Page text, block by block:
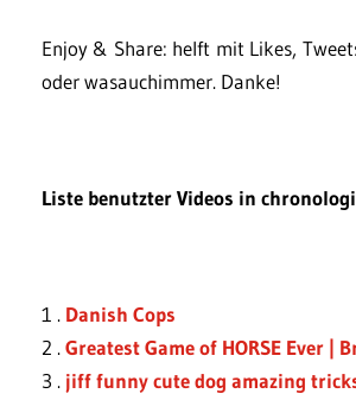
Enjoy & Share: helft mit Likes,
oder wasauchimmer. Danke!
Liste benutzter Videos in
1 . Danish Cops
2 .Greatest Game of HORSE Ever |
3 . jiff funny cute dog amazing